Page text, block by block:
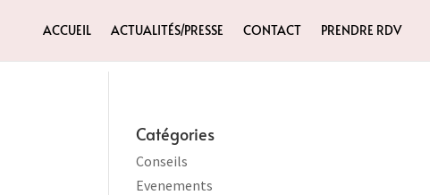
ACCUEIL ACTUALITÉS/PRESSE CONTACT PRENDRE RDV
Catégories
Conseils
Evenements